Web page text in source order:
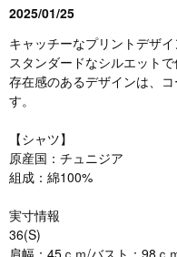
2025/01/25
キャッチーなプリントデザイ
スタンダードなシルエットで
存在感のあるデザインは、
す。
【シャツ】
原産国：チュニジア
組成：綿100%
実寸情報
36(S)
肩幅：45ｃｍ/バスト：98ｃ